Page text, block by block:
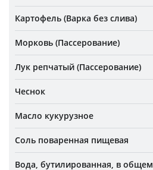
Картофель (Варка без слива)
Морковь (Пассерование)
Лук репчатый (Пассерование)
Чеснок
Масло кукурузное
Соль поваренная пищевая
Вода, бутилированная, в общем